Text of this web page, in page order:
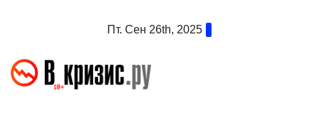
Пт. Сен 26th, 2025